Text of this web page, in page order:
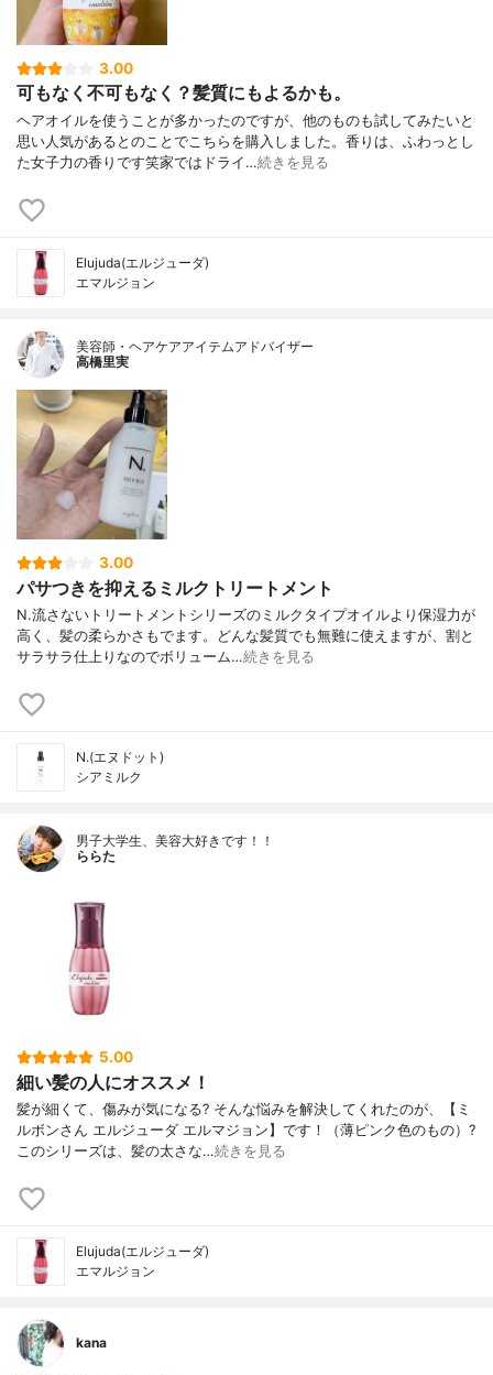
3.00
可もなく不可もなく？髪質にもよるかも。
ヘアオイルを使うことが多かったのですが、他のものも試してみたいと
思い人気があるとのことでこちらを購入しました。香りは、ふわっとし
た女子力の香りです笑家ではドライ…続きを見る
Elujuda(エルジューダ)
エマルジョン
美容師・ヘアケアアイテムアドバイザー
高橋里実
3.00
パサつきを抑えるミルクトリートメント
N.流さないトリートメントシリーズのミルクタイプオイルより保湿力が
高く、髪の柔らかさもでます。どんな髪質でも無難に使えますが、割と
サラサラ仕上りなのでボリューム…続きを見る
N.(エヌドット)
シアミルク
男子大学生、美容大好きです！！
ららた
5.00
細い髪の人にオススメ！
髪が細くて、傷みが気になる? そんな悩みを解決してくれたのが、【ミ
ルボンさん エルジューダ エルマジョン】です！（薄ピンク色のもの）?
このシリーズは、髪の太さな…続きを見る
Elujuda(エルジューダ)
エマルジョン
kana